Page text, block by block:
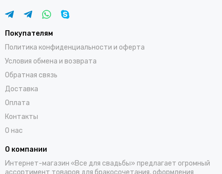
Покупателям
Политика конфиденциальности и оферта
Условия обмена и возврата
Обратная связь
Доставка
Оплата
Контакты
О нас
О компании
Интернет-магазин «Все для свадьбы» предлагает огромный